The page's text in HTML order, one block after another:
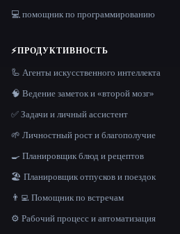
💻 помощник по программированию
⚡ПРОДУКТИВНОСТЬ
🦾 Агенты искусственного интеллекта
🧠 Ведение заметок и «второй мозг»
✅ Задачи и личный ассистент
🌱 Личностный рост и благополучие
🍳 Планировщик блюд и рецептов
🏖 Планировщик отпусков и поездок
👨‍💻 Помощник по встречам
⚙️ Рабочий процесс и автоматизация